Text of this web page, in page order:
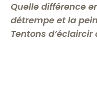
Quelle différence
détrempe et la
Tentons d’éclaircir